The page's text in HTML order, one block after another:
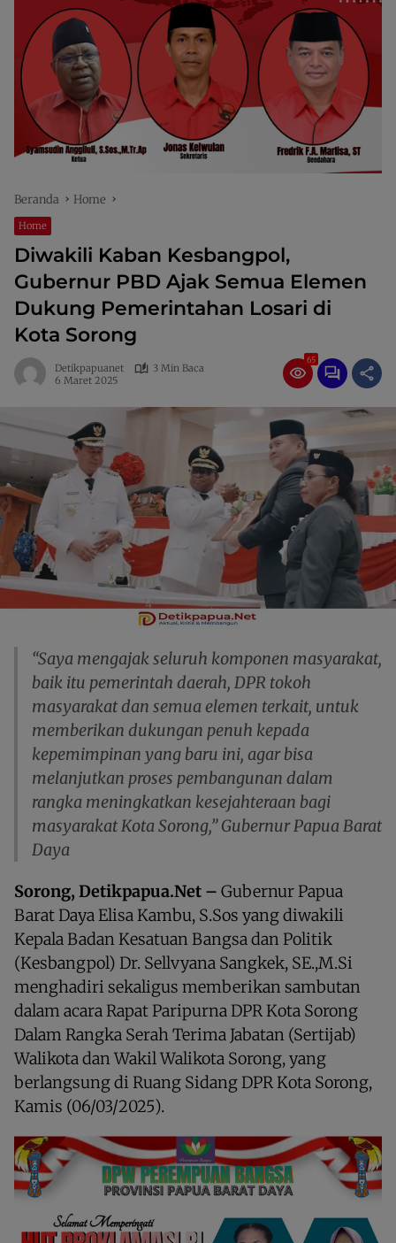
Beranda Home
Home
Diwakili Kaban Kesbangpol,
Gubernur PBD Ajak Semua Elemen
Dukung Pemerintahan Losari di
Kota Sorong
Detikpapuanet
3 Min Baca
6 Maret 2025
65
“Saya mengajak seluruh komponen masyarakat,
baik itu pemerintah daerah, DPR tokoh
masyarakat dan semua elemen terkait, untuk
memberikan dukungan penuh kepada
kepemimpinan yang baru ini, agar bisa
melanjutkan proses pembangunan dalam
rangka meningkatkan kesejahteraan bagi
masyarakat Kota Sorong,” Gubernur Papua Barat
Daya
Sorong, Detikpapua.Net – Gubernur Papua
Barat Daya Elisa Kambu, S.Sos yang diwakili
Kepala Badan Kesatuan Bangsa dan Politik
(Kesbangpol) Dr. Sellvyana Sangkek, SE.,M.Si
menghadiri sekaligus memberikan sambutan
dalam acara Rapat Paripurna DPR Kota Sorong
Dalam Rangka Serah Terima Jabatan (Sertijab)
Walikota dan Wakil Walikota Sorong, yang
berlangsung di Ruang Sidang DPR Kota Sorong,
Kamis (06/03/2025).